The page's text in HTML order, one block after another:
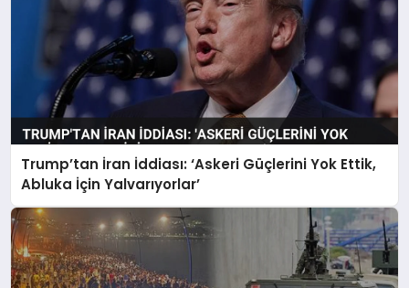
Trump’tan İran İddiası: ‘Askeri Güçlerini Yok Ettik,
Abluka İçin Yalvarıyorlar’